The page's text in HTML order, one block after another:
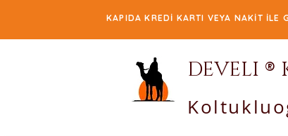
KAPIDA KREDİ KARTI VEYA
DEVELI ®